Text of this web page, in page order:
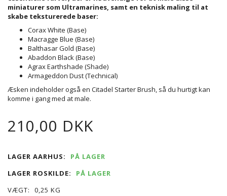
miniaturer som Ultramarines, samt en teknisk maling til at
skabe teksturerede baser:
Corax White (Base)
Macragge Blue (Base)
Balthasar Gold (Base)
Abaddon Black (Base)
Agrax Earthshade (Shade)
Armageddon Dust (Technical)
Æsken indeholder også en Citadel Starter Brush, så du hurtigt kan
komme i gang med at male.
210,00 DKK
LAGER AARHUS:
PÅ LAGER
LAGER ROSKILDE:
PÅ LAGER
VÆGT:
0,25 KG